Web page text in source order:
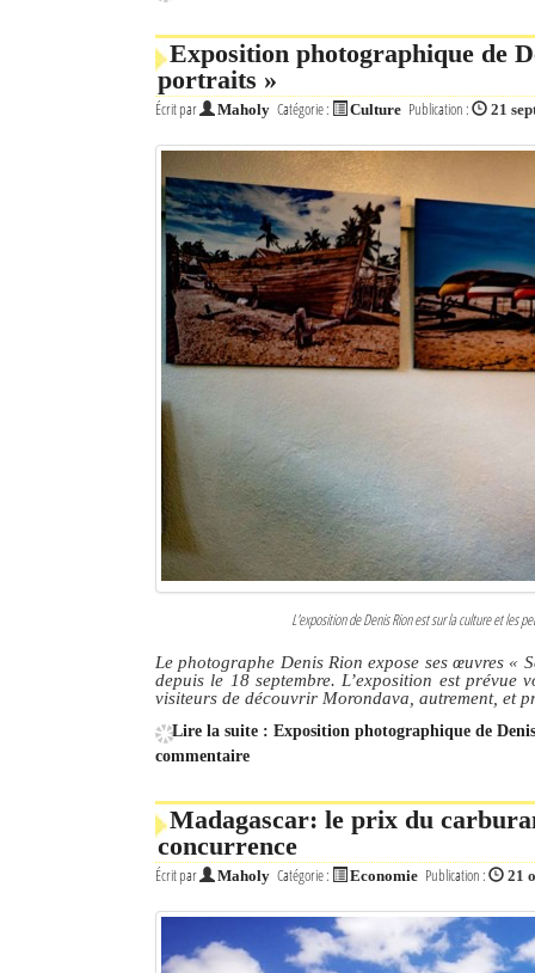
Connexion
Identifiant oublié ?
Mot de passe oublié ?
Exposition photographique de
portraits »
Écrit par Maholy Catégorie : Culture Publication : 21
L'exposition de Denis Rion est sur la culture et les
Le photographe Denis Rion expose ses œuvres «
depuis le 18 septembre. L’exposition est
visiteurs de découvrir Morondava, autrement, et
Lire la suite : Exposition photographique de
commentaire
Madagascar: le prix du
concurrence
Écrit par Maholy Catégorie : Economie Publication : 21